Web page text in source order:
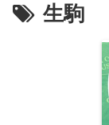
生駒